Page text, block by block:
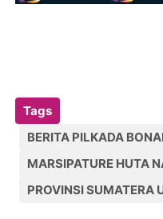
Tags
BERITA PILKADA
MARSIPATURE HUTA
PROVINSI SUMATERA